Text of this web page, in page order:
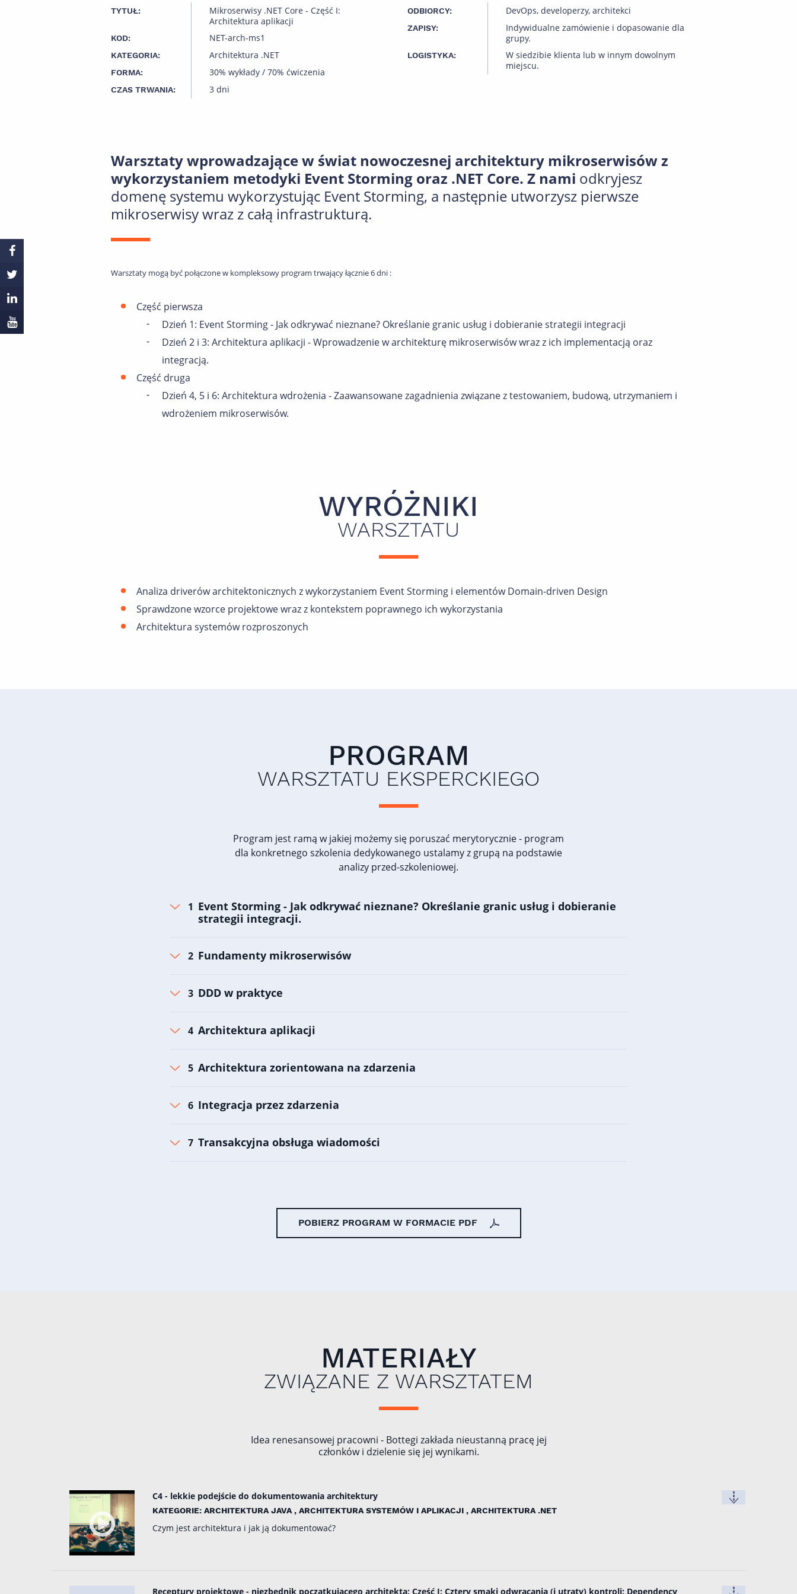
TYTUŁ:
Mikroserwisy .NET Core - Część I:
Architektura aplikacji
KOD: NET-arch-ms1
KATEGORIA: Architektura .NET
FORMA: 30% wykłady / 70% ćwiczenia
CZAS TRWANIA: 3 dni
ODBIORCY: DevOps, developerzy, architekci
ZAPISY:
Indywidualne zamówienie i dopasowanie dla
grupy.
LOGISTYKA:
W siedzibie klienta lub w innym dowolnym
miejscu.
Warsztaty wprowadzające w świat nowoczesnej architektury mikroserwisów z
wykorzystaniem metodyki Event Storming oraz .NET Core. Z nami odkryjesz
domenę systemu wykorzystując Event Storming, a następnie utworzysz pierwsze
mikroserwisy wraz z całą infrastrukturą.
Warsztaty mogą być połączone w kompleksowy program trwający łącznie 6 dni :
Część pierwsza
Dzień 1: Event Storming - Jak odkrywać nieznane? Określanie granic usług i dobieranie strategii integracji
Dzień 2 i 3: Architektura aplikacji - Wprowadzenie w architekturę mikroserwisów wraz z ich implementacją oraz
integracją.
Część druga
Dzień 4, 5 i 6: Architektura wdrożenia - Zaawansowane zagadnienia związane z testowaniem, budową, utrzymaniem i
wdrożeniem mikroserwisów.
WYRÓŻNIKI
WARSZTATU
Analiza driverów architektonicznych z wykorzystaniem Event Storming i elementów Domain-driven Design
Sprawdzone wzorce projektowe wraz z kontekstem poprawnego ich wykorzystania
Architektura systemów rozproszonych
PROGRAM
WARSZTATU EKSPERCKIEGO
Program jest ramą w jakiej możemy się poruszać merytorycznie - program
dla konkretnego szkolenia dedykowanego ustalamy z grupą na podstawie
analizy przed-szkoleniowej.
Event Storming - Jak odkrywać nieznane? Określanie granic usług i dobieranie
strategii integracji.
Fundamenty mikroserwisów
DDD w praktyce
Architektura aplikacji
Architektura zorientowana na zdarzenia
Integracja przez zdarzenia
Transakcyjna obsługa wiadomości
POBIERZ PROGRAM W FORMACIE PDF
MATERIAŁY
ZWIĄZANE Z WARSZTATEM
Idea renesansowej pracowni - Bottegi zakłada nieustanną pracę jej
członków i dzielenie się jej wynikami.
C4 - lekkie podejście do dokumentowania architektury
KATEGORIE: ARCHITEKTURA JAVA , ARCHITEKTURA SYSTEMÓW I APLIKACJI , ARCHITEKTURA .NET
Czym jest architektura i jak ją dokumentować?
Receptury projektowe - niezbędnik początkującego architekta: Część I: Cztery smaki odwracania (i utraty) kontroli: Dependency